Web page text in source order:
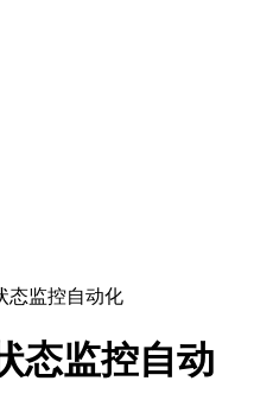
态监控自动化
态监控自动